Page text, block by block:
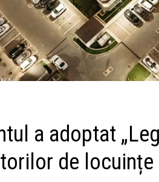
a adoptat
de locuințe